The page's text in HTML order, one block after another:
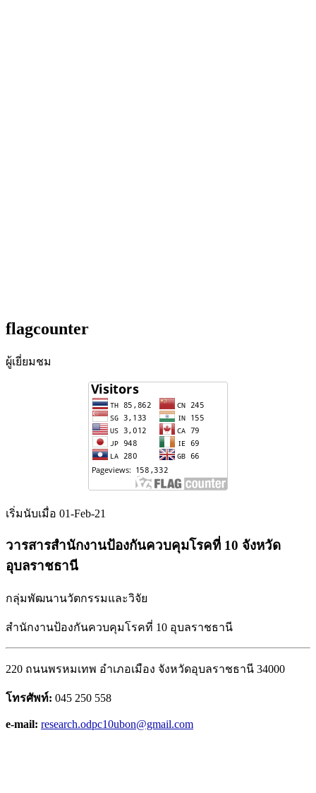
flagcounter
ผู้เยี่ยมชม
เริ่มนับเมื่อ 01-Feb-21
วารสารสำนักงานป้องกันควบคุมโรคที่ 10 จังหวัด
อุบลราชธานี
กลุ่มพัฒนานวัตกรรมและวิจัย
สำนักงานป้องกันควบคุมโรคที่ 10 อุบลราชธานี
220 ถนนพรหมเทพ อำเภอเมือง จังหวัดอุบลราชธานี 34000
โทรศัพท์: 045 250 558
e-mail: research.odpc10ubon@gmail.com